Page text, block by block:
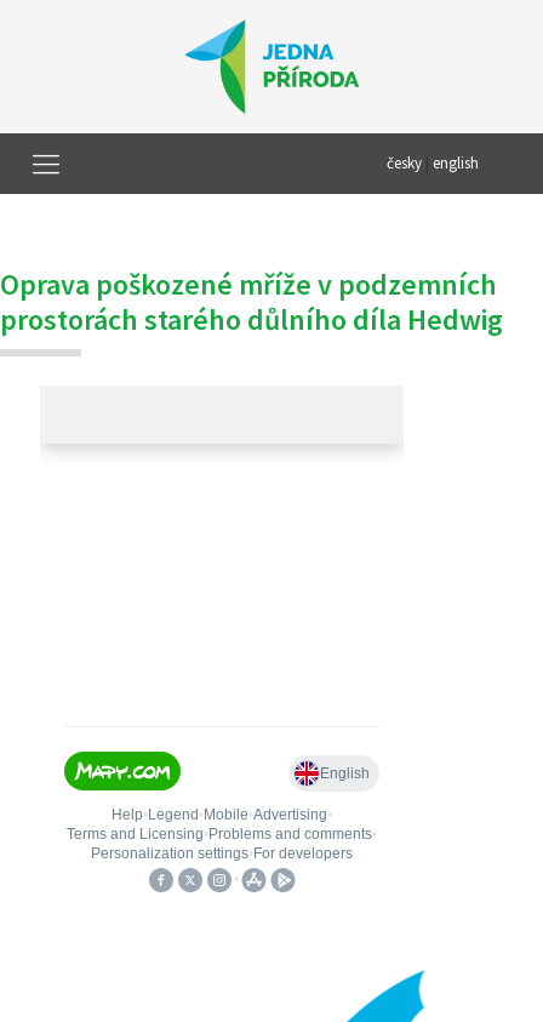
česky english
Oprava poškozené mříže v podzemních
prostorách starého důlního díla Hedwig